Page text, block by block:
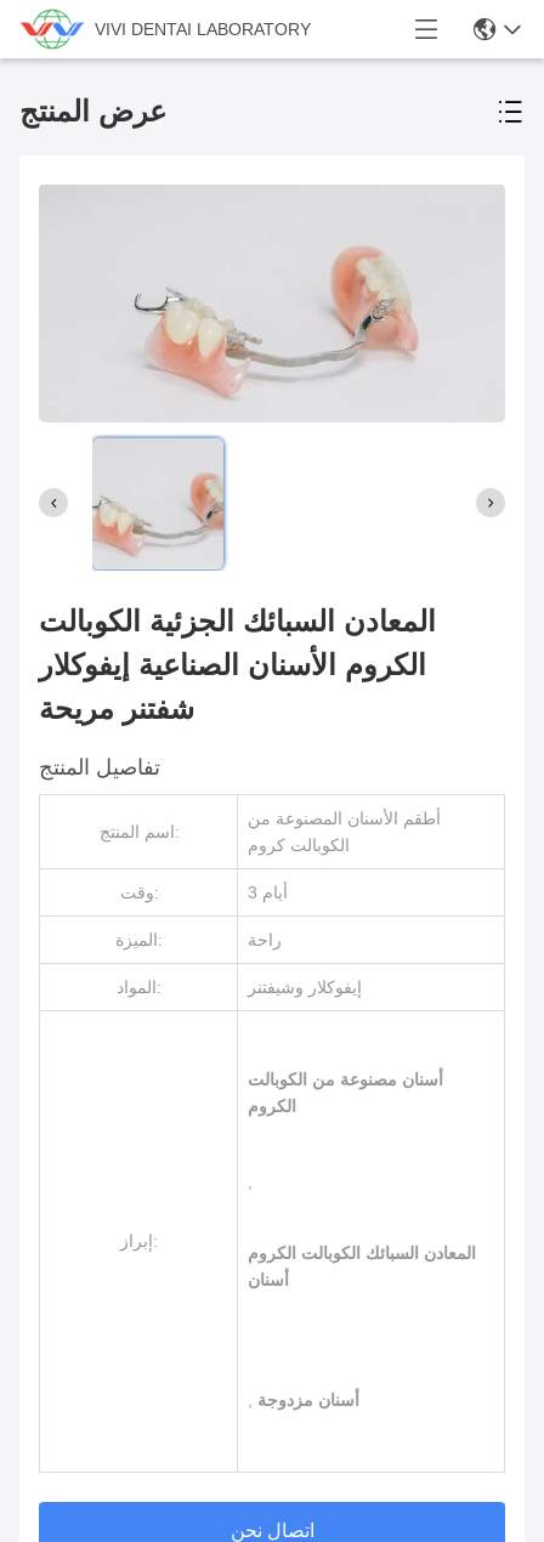
VIVI DENTAI LABORATORY
عرض المنتج
المعادن السبائك الجزئية الكوبالت
الكروم الأسنان الصناعية إيفوكلار
شفتنر مريحة
تفاصيل المنتج
اسم المنتج:
أطقم الأسنان المصنوعة من
الكوبالت كروم
وقت: 3 أيام
الميزة: راحة
المواد: إيفوكلار وشيفتنر
إبراز:
أسنان مصنوعة من الكوبالت
الكروم
المعادن السبائك الكوبالت الكروم
أسنان
أسنان مزدوجة
اتصال نحن